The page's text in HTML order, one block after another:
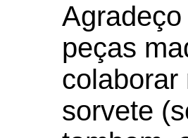
peças
colaborar
sorvete